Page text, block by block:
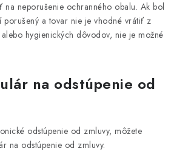
na neporušenie ochranného obalu. Ak bol
a tovar nie je vhodné vrátiť z
hygienických dôvodov, nie je možné
na odstúpenie od
odstúpenie od zmluvy, môžete
na odstúpenie od zmluvy.